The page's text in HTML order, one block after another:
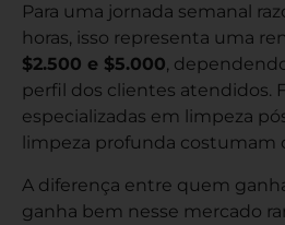
Para uma jornada semanal
horas, isso representa uma
$2.500 e $5.000,
perfil dos clientes atendidos.
especializadas em limpeza
limpeza profunda costumam
A diferença entre quem
ganha bem nesse mercado